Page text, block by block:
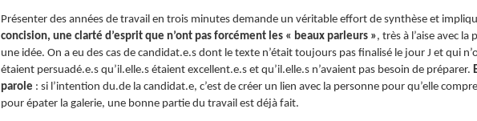
Présenter des années de travail en trois minutes demande un véritable effort de synthèse et
concision, une clarté d’esprit que n’ont pas forcément les « beaux parleurs », très à l’aise avec
une idée. On a eu des cas de candidat.e.s dont le texte n’était toujours pas finalisé le jour J et qui
étaient persuadé.e.s qu’il.elle.s étaient excellent.e.s et qu’il.elle.s n’avaient pas besoin de préparer.
parole : si l’intention du.de la candidat.e, c’est de créer un lien avec la personne pour qu’elle
pour épater la galerie, une bonne partie du travail est déjà fait.